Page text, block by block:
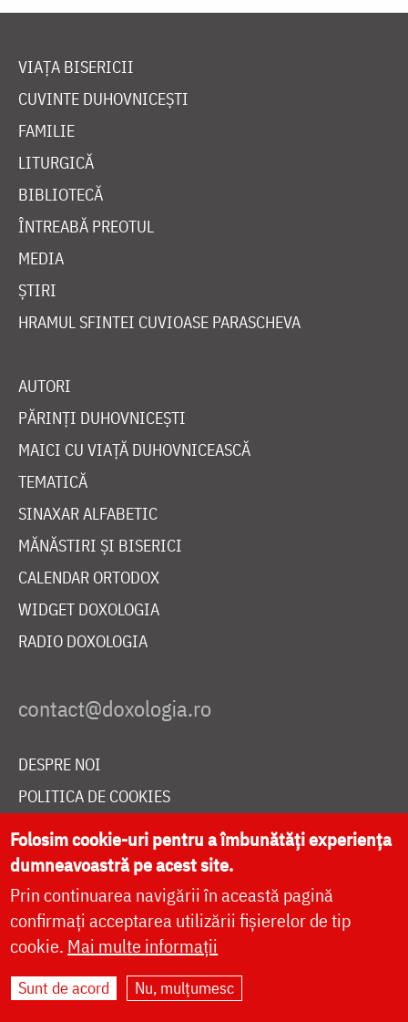
VIAȚA BISERICII
CUVINTE DUHOVNICEȘTI
FAMILIE
LITURGICĂ
BIBLIOTECĂ
ÎNTREABĂ PREOTUL
MEDIA
ȘTIRI
HRAMUL SFINTEI CUVIOASE PARASCHEVA
AUTORI
PĂRINȚI DUHOVNICEȘTI
MAICI CU VIAȚĂ DUHOVNICEASCĂ
TEMATICĂ
SINAXAR ALFABETIC
MĂNĂSTIRI ȘI BISERICI
CALENDAR ORTODOX
WIDGET DOXOLOGIA
RADIO DOXOLOGIA
DESPRE NOI
POLITICA DE COOKIES
DONEAZĂ ONLINE PENTRU CATEDRALA NAȚIONALĂ
LIVE
Site dezvoltat deDOXOLOGIA MEDIA
Arhiepiscopia Iașilor | ©
Folosim cookie-uri pentru a îmbunătăți experiența
dumneavoastră pe acest site.
Prin continuarea navigării în această pagină
confirmați acceptarea utilizării fișierelor de tip
cookie. Mai multe informații
Sunt de acord Nu, mulțumesc